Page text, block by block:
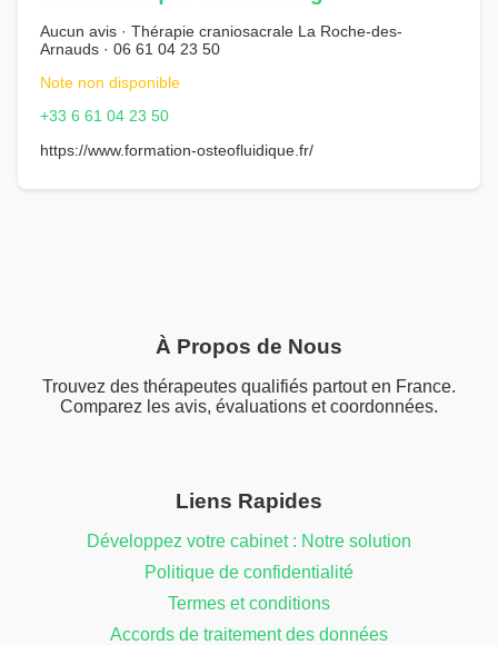
Aucun avis · Thérapie craniosacrale La Roche-des-
Arnauds · 06 61 04 23 50
Note non disponible
+33 6 61 04 23 50
https://www.formation-osteofluidique.fr/
À Propos de Nous
Trouvez des thérapeutes qualifiés partout en France.
Comparez les avis, évaluations et coordonnées.
Liens Rapides
Développez votre cabinet : Notre solution
Politique de confidentialité
Termes et conditions
Accords de traitement des données